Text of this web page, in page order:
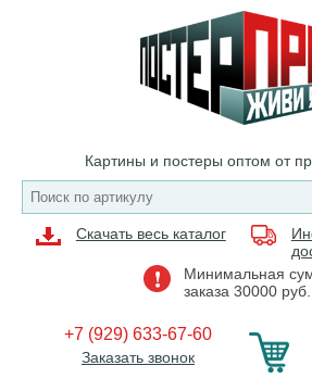
Картины и постеры оптом от
Скачать весь каталог
Минимальная
заказа 30000 руб.
+7 (929) 633-67-60
Заказать звонок